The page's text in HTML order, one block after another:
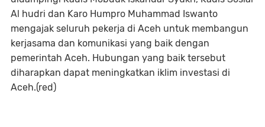
Al hudri dan Karo Humpro Muhammad Iswanto
mengajak seluruh pekerja di Aceh untuk membangun
kerjasama dan komunikasi yang baik dengan
pemerintah Aceh. Hubungan yang baik tersebut
diharapkan dapat meningkatkan iklim investasi di
Aceh.(red)